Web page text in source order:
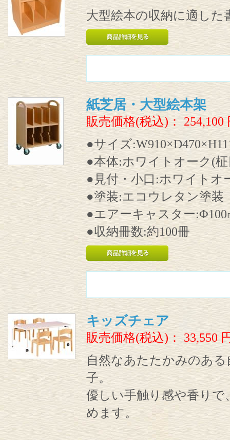
大型絵本の収納に適した
紙芝居・大型絵本架
販売価格(税込)：254,100
●サイズ
●本体:ホワイトオーク(
●見付・小口:ホワイトオ
●塗装:エコウレタン塗装
●エアーキャスター:Φ100
●収納冊数:約100冊
キッズチェア
販売価格(税込)： 33,550
自然なあたたかみのあ
子。
優しい手触り感や香り
めます。